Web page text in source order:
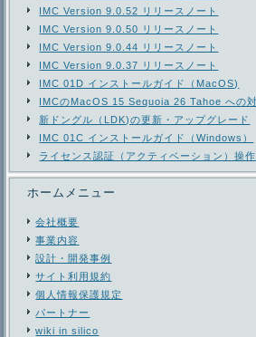
IMC Version 9.0.52 リリースノート
IMC Version 9.0.50 リリースノート
IMC Version 9.0.44 リリースノート
IMC Version 9.0.37 リリースノート
IMC 01D インストールガイド（MacOS)
IMCのMacOS 15 Sequoia 26 Tahoe への
新ドングル（LDK)の更新・アップグレード
IMC 01C インストールガイド（Windows）
ライセンス認証（アクティベーション）操
ホームメニュー
会社概要
事業内容
設計・開発事例
サイト利用規約
個人情報保護規定
パートナー
wiki in silico